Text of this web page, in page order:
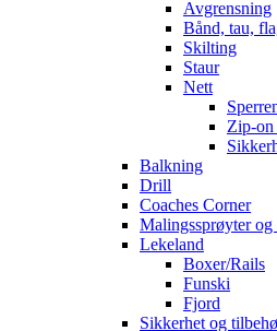
Avgrensning
Bånd, tau,
Skilting
Staur
Nett
Zip-on
Balkning
Drill
Coaches Corner
Malingssprøyter og
Lekeland
Boxer/Rails
Funski
Fjord
Sikkerhet og